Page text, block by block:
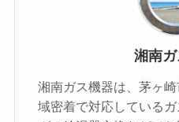
湘南
湘南ガス機器は、茅ヶ
域密着で対応している